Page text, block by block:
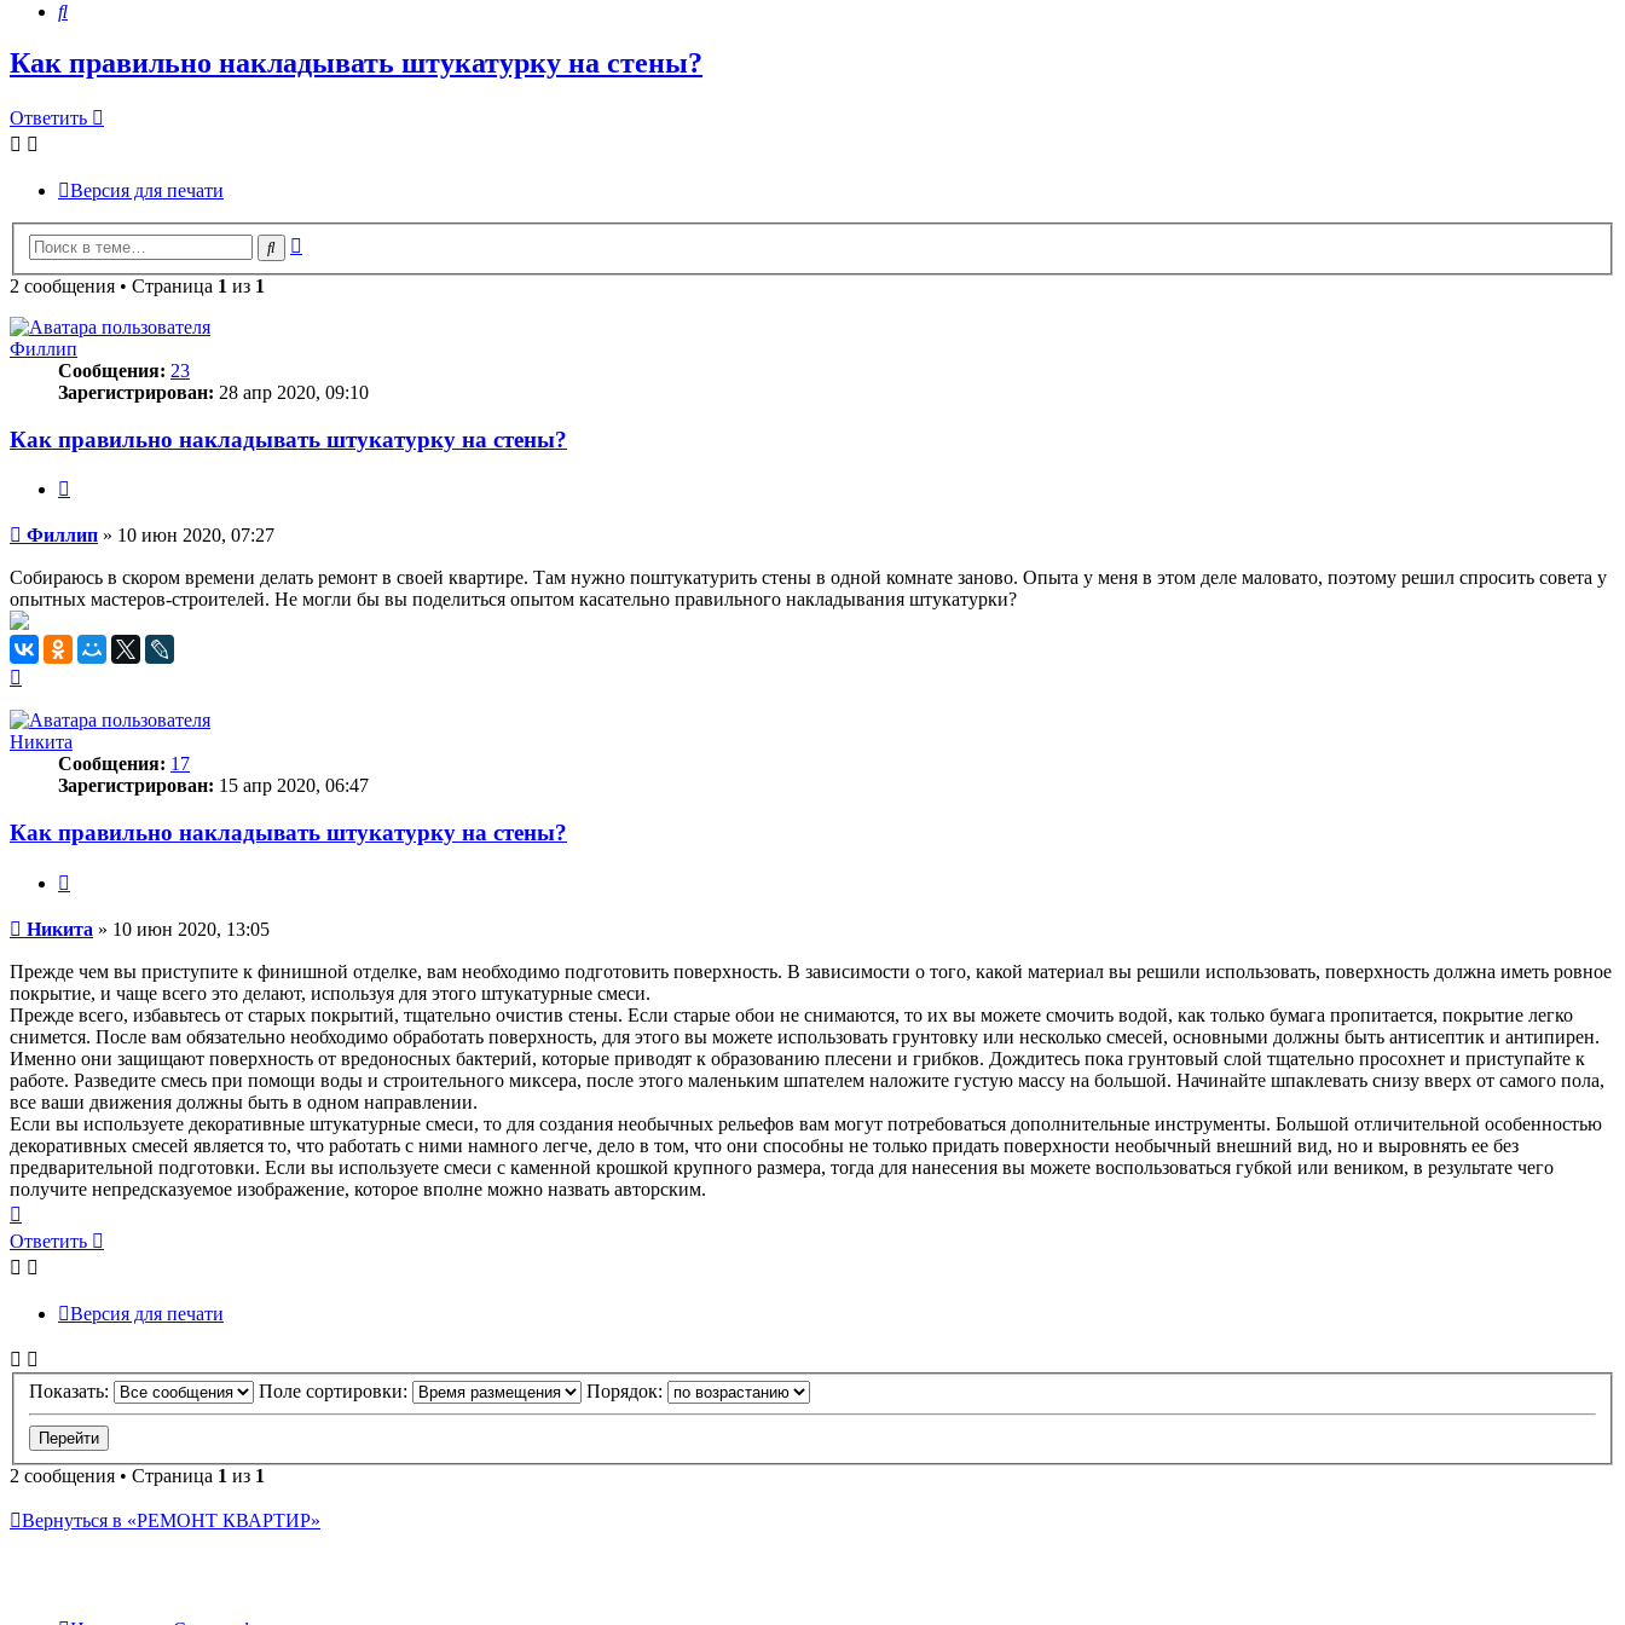
Поиск
Как правильно накладывать штукатурку на стены?
Ответить
Ответить
Версия для печати
Поиск
2 сообщения • Страница 1 из 1
Филлип
Сообщения: 23
Зарегистрирован: 28 апр 2020, 09:10
Как правильно накладывать штукатурку на стены?
Сообщение
Филлип » 10 июн 2020, 07:27
Собираюсь в скором времени делать ремонт в своей квартире. Там нужно поштукатурить стены в одной комнате заново. Опыта у меня в этом деле маловато, поэтому решил спросить совета у
опытных мастеров-строителей. Не могли бы вы поделиться опытом касательно правильного накладывания штукатурки?
началу
Никита
Сообщения: 17
Зарегистрирован: 15 апр 2020, 06:47
Как правильно накладывать штукатурку на стены?
Сообщение
Никита » 10 июн 2020, 13:05
Прежде чем вы приступите к финишной отделке, вам необходимо подготовить поверхность. В зависимости о того, какой материал вы решили использовать, поверхность должна иметь ровное
покрытие, и чаще всего это делают, используя для этого штукатурные смеси.
Прежде всего, избавьтесь от старых покрытий, тщательно очистив стены. Если старые обои не снимаются, то их вы можете смочить водой, как только бумага пропитается, покрытие легко
снимется. После вам обязательно необходимо обработать поверхность, для этого вы можете использовать грунтовку или несколько смесей, основными должны быть антисептик и антипирен.
Именно они защищают поверхность от вредоносных бактерий, которые приводят к образованию плесени и грибков. Дождитесь пока грунтовый слой тщательно просохнет и приступайте к
работе. Разведите смесь при помощи воды и строительного миксера, после этого маленьким шпателем наложите густую массу на большой. Начинайте шпаклевать снизу вверх от самого пола,
все ваши движения должны быть в одном направлении.
Если вы используете декоративные штукатурные смеси, то для создания необычных рельефов вам могут потребоваться дополнительные инструменты. Большой отличительной особенностью
декоративных смесей является то, что работать с ними намного легче, дело в том, что они способны не только придать поверхности необычный внешний вид, но и выровнять ее без
предварительной подготовки. Если вы используете смеси с каменной крошкой крупного размера, тогда для нанесения вы можете воспользоваться губкой или веником, в результате чего
получите непредсказуемое изображение, которое вполне можно назвать авторским.
к
началу
Ответить
Ответить
Версия для печати
Показать: Поле сортировки: Порядок:
2 сообщения • Страница 1 из 1
Вернуться в «РЕМОНТ КВАРТИР»